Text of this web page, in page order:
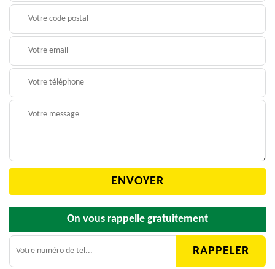
On vous rappelle gratuitement